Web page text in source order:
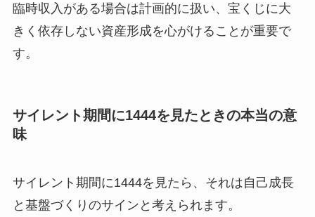
臨時収入がある場合は計画的に扱い、宝くじに大
きく依存しない資産形成を心がけることが重要で
す。
サイレント期間に1444を見たときの本当の意
味
サイレント期間に1444を見たら、それは自己成長
と基盤づくりのサインと考えられます。